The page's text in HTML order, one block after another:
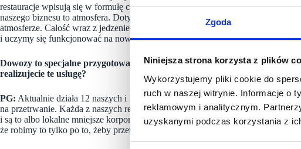
Zgoda
Niniejsza strona korzysta z plików
Wykorzystujemy pliki cookie do
ruch w naszej witrynie. Informacje o
reklamowym i analitycznym.
uzyskanymi podczas korzystania z
restauracje wpisują się w formułę casual dining i całkowite przestawienie się na
naszego biznesu to atmosfera. Dotychczas bazowaliśmy na lokalach,
atmosferze. Całość wraz z jedzeniem, obsługą kelnerską, winem czyniło klimat
i uczymy się funkcjonować na nowych zasadach.
Dowozy to specjalne przygotowanie samych produktów, ale także obsługa
realizujecie te usługę?
PG: Aktualnie działa 12 naszych i 11 z nich oferuje dowozy. I istotnie nie jest
na przetrwanie. Każda z naszych restauracji indywidualnie starała się nawiązać
i są to albo lokalne mniejsze korporacje, albo duzi znani gracze, których ceny
że robimy to tylko po to, żeby przetrwać i być obecnym w świadomości klientów.